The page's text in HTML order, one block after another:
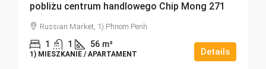
pobliżu centrum handlowego Chip Mong 271
Russian Market, 1) Phnom Penh
1 1 56 m²
1) MIESZKANIE / APARTAMENT Details